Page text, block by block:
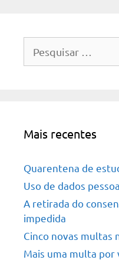
por:
Mais recentes
Quarentena de
Uso de dados
A retirada do
impedida
Cinco novas multas
Mais uma multa por